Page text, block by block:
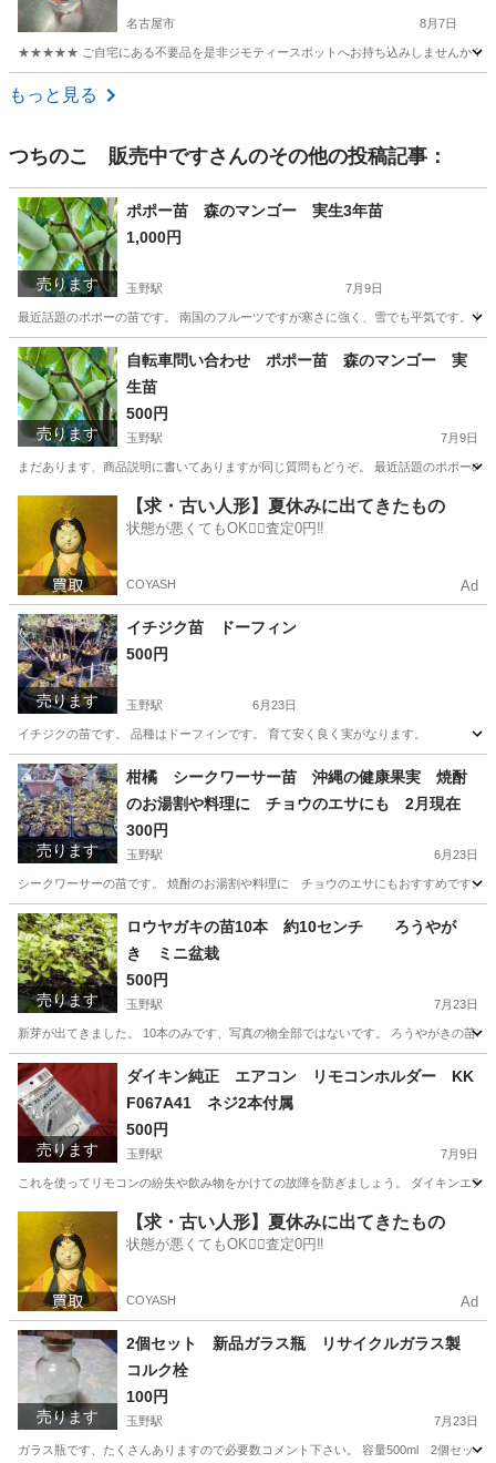
名古屋市 8月7日
★★★★★ ご自宅にある不要品を是非ジモティースポットへお持ち込みしませんか？
愛知 名古屋市
もっと見る
つちのこ 販売中ですさんのその他の投稿記事：
売ります
ポポー苗 森のマンゴー 実生3年苗
1,000円
玉野駅 7月9日
最近話題のポポーの苗です。 南国のフルーツですが寒さに強く、雪でも平気です。 新
愛知 稲沢市 玉野駅 家庭用品 ポポー
売ります
自転車問い合わせ ポポー苗 森のマンゴー 実
生苗
500円
玉野駅 7月9日
まだあります、商品説明に書いてありますが同じ質問もどうぞ。 最近話題のポポーの
玉野駅 家庭用品 ポポー
【求・古い人形】夏休みに出てきたもの
状態が悪くてもOK🙆‍♀️査定0円‼️
COYASH Ad
売ります
イチジク苗 ドーフィン
500円
玉野駅 6月23日
イチジクの苗です。 品種はドーフィンです。 育て安く良く実がなります。
愛知 稲沢市 玉野駅 家庭用品 ドーフィン
売ります
柑橘 シークワーサー苗 沖縄の健康果実 焼酎
のお湯割や料理に チョウのエサにも 2月現在
300円
玉野駅 6月23日
シークワーサーの苗です。 焼酎のお湯割や料理に チョウのエサにもおすすめです。
愛知 稲沢市 玉野駅 家庭用品 シークワーサー
売ります
ロウヤガキの苗10本 約10センチ ろうやが
き ミニ盆栽
500円
玉野駅 7月23日
新芽が出てきました。 10本のみです、写真の物全部ではないです。 ろうやがきの苗
愛知 稲沢市 玉野駅 その他
売ります
ダイキン純正 エアコン リモコンホルダー KK
F067A41 ネジ2本付属
500円
玉野駅 7月9日
これを使ってリモコンの紛失や飲み物をかけての故障を防ぎましょう。 ダイキンエ
玉野駅 季節、空調家電 リモコン
【求・古い人形】夏休みに出てきたもの
状態が悪くてもOK🙆‍♀️査定0円‼️
COYASH Ad
売ります
2個セット 新品ガラス瓶 リサイクルガラス製
コルク栓
100円
玉野駅 7月23日
ガラス瓶です、たくさんありますので必要数コメント下さい。 容量500ml 2個セ